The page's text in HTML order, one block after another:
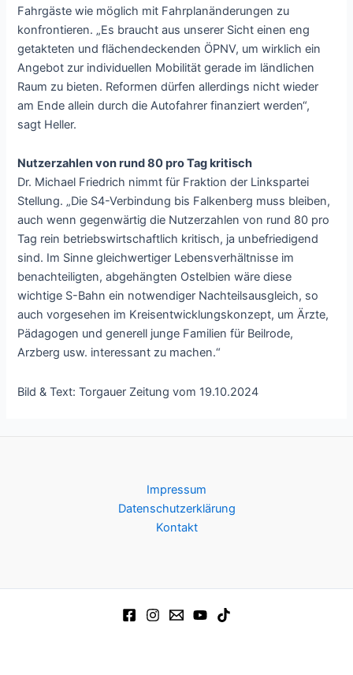
Fahrgäste wie möglich mit Fahrplanänderungen zu
konfrontieren. „Es braucht aus unserer Sicht einen eng
getakteten und flächendeckenden ÖPNV, um wirklich ein
Angebot zur individuellen Mobilität gerade im ländlichen
Raum zu bieten. Reformen dürfen allerdings nicht wieder
am Ende allein durch die Autofahrer finanziert werden“,
sagt Heller.
Nutzerzahlen von rund 80 pro Tag kritisch
Dr. Michael Friedrich nimmt für Fraktion der Linkspartei
Stellung. „Die S4-Verbindung bis Falkenberg muss bleiben,
auch wenn gegenwärtig die Nutzerzahlen von rund 80 pro
Tag rein betriebswirtschaftlich kritisch, ja unbefriedigend
sind. Im Sinne gleichwertiger Lebensverhältnisse im
benachteiligten, abgehängten Ostelbien wäre diese
wichtige S-Bahn ein notwendiger Nachteilsausgleich, so
auch vorgesehen im Kreisentwicklungskonzept, um Ärzte,
Pädagogen und generell junge Familien für Beilrode,
Arzberg usw. interessant zu machen.“
Bild & Text: Torgauer Zeitung vom 19.10.2024
Impressum
Datenschutzerklärung
Kontakt